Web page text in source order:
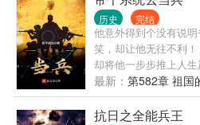
世！智者，算天，算地
界，文坛智者，独领风
能挡我华夏群雄！ QQ
QQ书友2群：
历史 完结
他意外得到个没有说
笑，却让他无往不利
却将他一步步推上人
长为特种兵的故事！
搞笑，有装比！有爱
兵》。 加群：
最新： 第582章 祖国
待删，看过不订。）
抗日之全能兵王